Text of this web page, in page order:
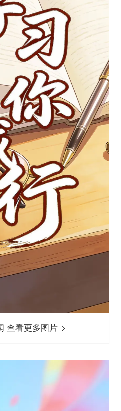
查看更多图片